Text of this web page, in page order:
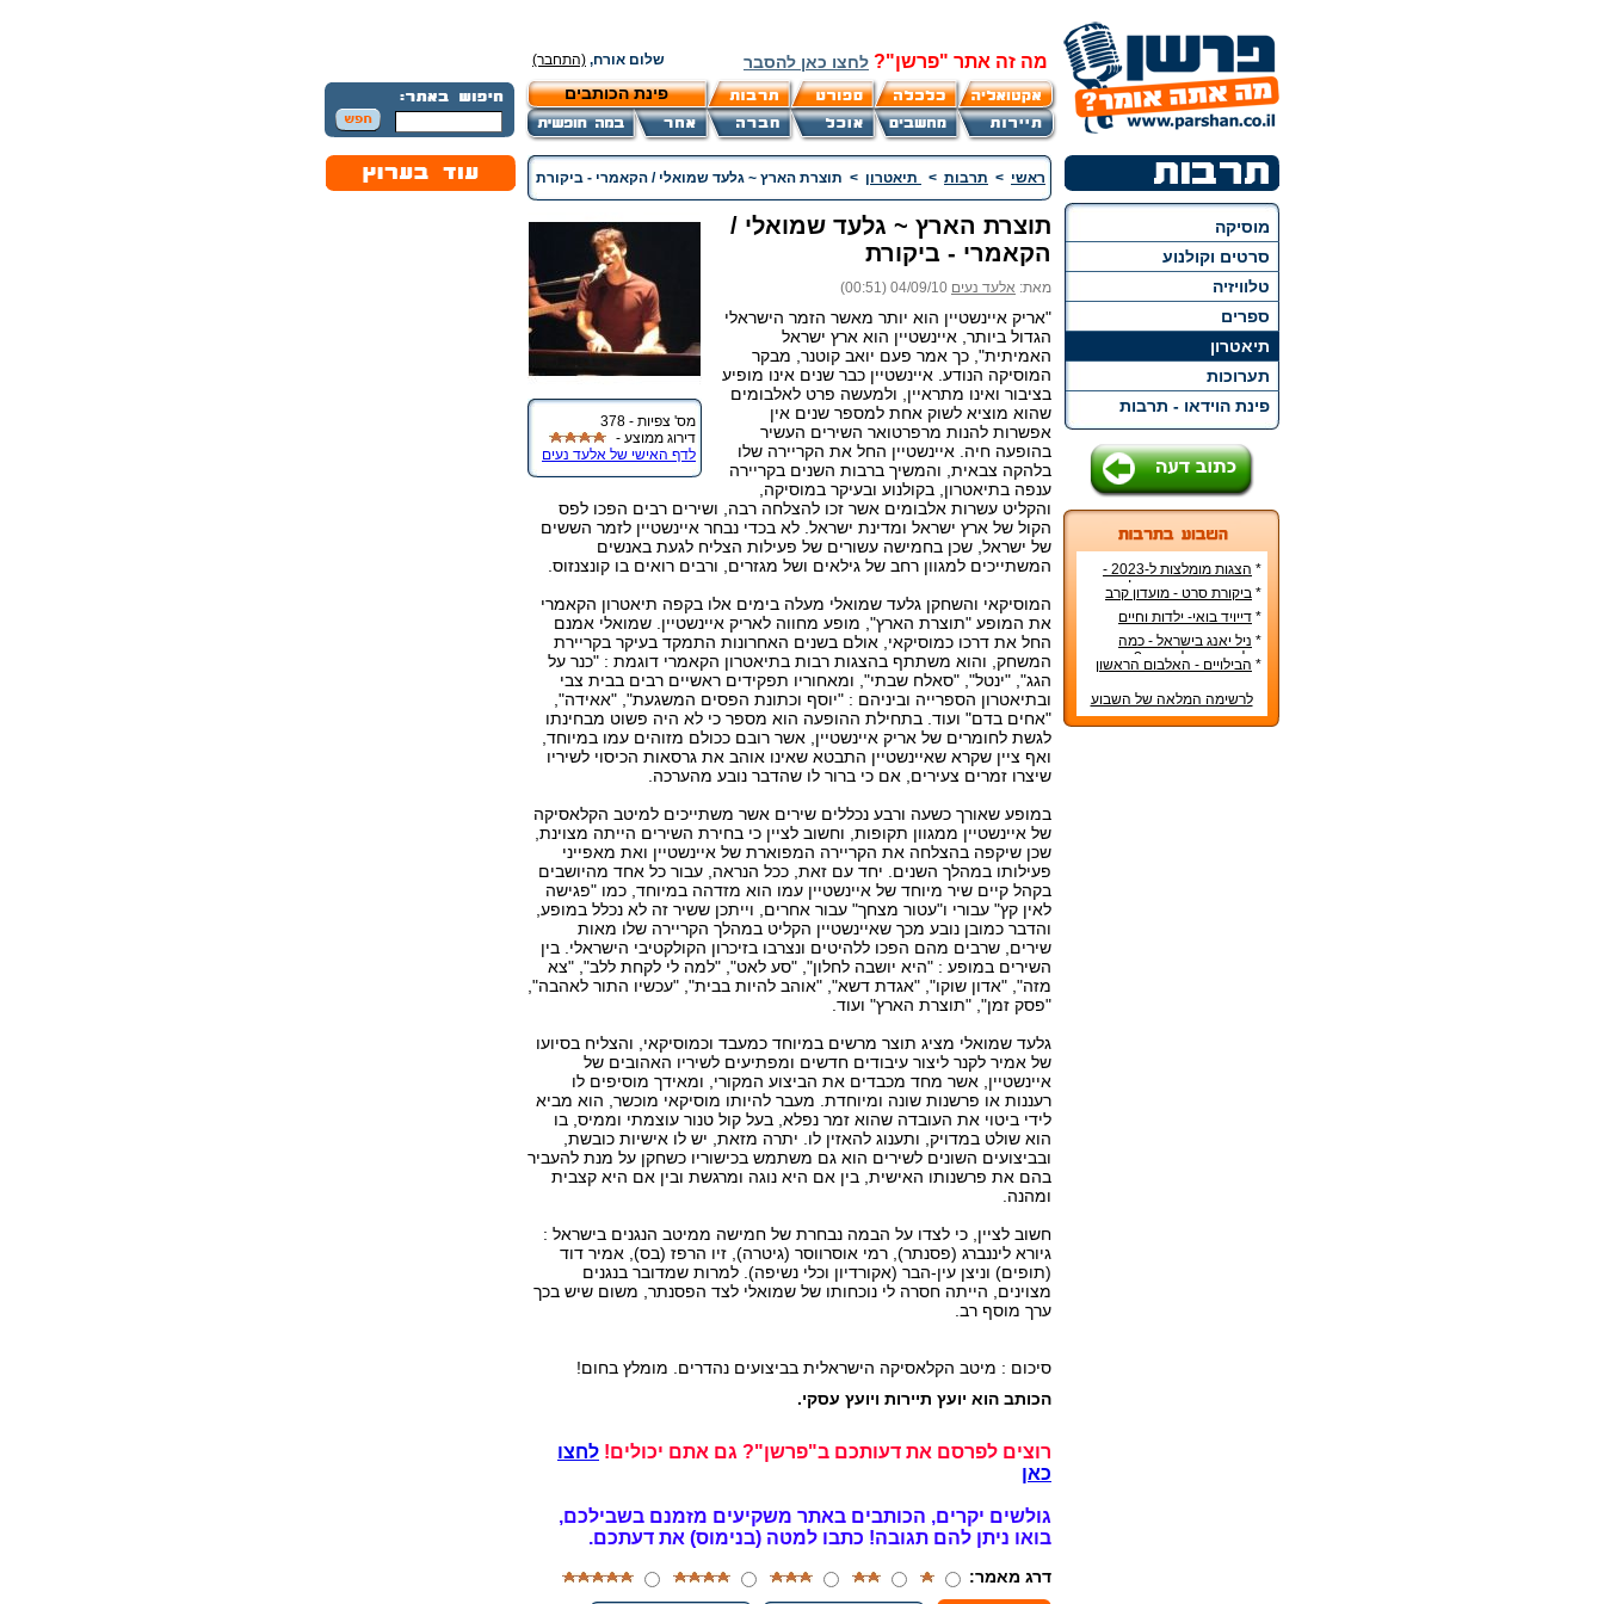
מה זה אתר "פרשן"? לחצו כאן להסבר שלום אורח, (התחבר)
פינת הכותבים
מוסיקה
סרטים וקולנוע
טלוויזיה
ספרים
תיאטרון
תערוכות
פינת הוידאו - תרבות
*
הצגות מומלצות ל-2023 -
הרשימה הטובה ביותר!
* ביקורת סרט - מועדון קרב
* דייויד בואי- ילדות וחיים
אישיים
* ניל יאנג בישראל - כמה
עולה כרטיס להופעה?
* הבילויים - האלבום הראשון
לרשימה המלאה של השבוע
ראשי > תרבות > תיאטרון > תוצרת הארץ ~ גלעד שמואלי / הקאמרי - ביקורת
מס' צפיות - 378
דירוג ממוצע -
לדף האישי של אלעד נעים
תוצרת הארץ ~ גלעד שמואלי /
הקאמרי - ביקורת
מאת: אלעד נעים 04/09/10 (00:51)
"אריק איינשטיין הוא יותר מאשר הזמר הישראלי
הגדול ביותר, איינשטיין הוא ארץ ישראל
האמיתית", כך אמר פעם יואב קוטנר, מבקר
המוסיקה הנודע. איינשטיין כבר שנים אינו מופיע
בציבור ואינו מתראיין, ולמעשה פרט לאלבומים
שהוא מוציא לשוק אחת למספר שנים אין
אפשרות להנות מרפרטואר השירים העשיר
בהופעה חיה. איינשטיין החל את הקריירה שלו
בלהקה צבאית, והמשיך ברבות השנים בקריירה
ענפה בתיאטרון, בקולנוע ובעיקר במוסיקה,
והקליט עשרות אלבומים אשר זכו להצלחה רבה, ושירים רבים הפכו לפס
הקול של ארץ ישראל ומדינת ישראל. לא בכדי נבחר איינשטיין לזמר הששים
של ישראל, שכן בחמישה עשורים של פעילות הצליח לגעת באנשים
המשתייכים למגוון רחב של גילאים ושל מגזרים, ורבים רואים בו קונצנזוס.
המוסיקאי והשחקן גלעד שמואלי מעלה בימים אלו בקפה תיאטרון הקאמרי
את המופע "תוצרת הארץ", מופע מחווה לאריק איינשטיין. שמואלי אמנם
החל את דרכו כמוסיקאי, אולם בשנים האחרונות התמקד בעיקר בקריירת
המשחק, והוא משתתף בהצגות רבות בתיאטרון הקאמרי דוגמת : "כנר על
הגג", "ינטל", "סאלח שבתי", ומאחוריו תפקידים ראשיים רבים בבית צבי
ובתיאטרון הספרייה וביניהם : "יוסף וכתונת הפסים המשגעת", "אאידה",
"אחים בדם" ועוד. בתחילת ההופעה הוא מספר כי לא היה פשוט מבחינתו
לגשת לחומרים של אריק איינשטיין, אשר רובם ככולם מזוהים עמו במיוחד,
ואף ציין שקרא שאיינשטיין התבטא שאינו אוהב את גרסאות הכיסוי לשיריו
שיצרו זמרים צעירים, אם כי ברור לו שהדבר נובע מהערכה.
במופע שאורך כשעה ורבע נכללים שירים אשר משתייכים למיטב הקלאסיקה
של איינשטיין ממגוון תקופות, וחשוב לציין כי בחירת השירים הייתה מצוינת,
שכן שיקפה בהצלחה את הקריירה המפוארת של איינשטיין ואת מאפייני
פעילותו במהלך השנים. יחד עם זאת, ככל הנראה, עבור כל אחד מהיושבים
בקהל קיים שיר מיוחד של איינשטיין עמו הוא מזדהה במיוחד, כמו "פגישה
לאין קץ" עבורי ו"עטור מצחך" עבור אחרים, וייתכן ששיר זה לא נכלל במופע,
והדבר כמובן נובע מכך שאיינשטיין הקליט במהלך הקריירה שלו מאות
שירים, שרבים מהם הפכו ללהיטים ונצרבו בזיכרון הקולקטיבי הישראלי. בין
השירים במופע : "היא יושבה לחלון", "סע לאט", "למה לי לקחת ללב", "צא
מזה", "אדון שוקו", "אגדת דשא", "אוהב להיות בבית", "עכשיו התור לאהבה",
"פסק זמן", "תוצרת הארץ" ועוד.
גלעד שמואלי מציג תוצר מרשים במיוחד כמעבד וכמוסיקאי, והצליח בסיועו
של אמיר לקנר ליצור עיבודים חדשים ומפתיעים לשיריו האהובים של
איינשטיין, אשר מחד מכבדים את הביצוע המקורי, ומאידך מוסיפים לו
רעננות או פרשנות שונה ומיוחדת. מעבר להיותו מוסיקאי מוכשר, הוא מביא
לידי ביטוי את העובדה שהוא זמר נפלא, בעל קול טנור עוצמתי וממיס, בו
הוא שולט במדויק, ותענוג להאזין לו. יתרה מזאת, יש לו אישיות כובשת,
ובביצועים השונים לשירים הוא גם משתמש בכישוריו כשחקן על מנת להעביר
בהם את פרשנותו האישית, בין אם היא נוגה ומרגשת ובין אם היא קצבית
ומהנה.
חשוב לציין, כי לצדו על הבמה נבחרת של חמישה ממיטב הנגנים בישראל :
גיורא ליננברג (פסנתר), רמי אוסרווסר (גיטרה), זיו הרפז (בס), אמיר דוד
(תופים) וניצן עין-הבר (אקורדיון וכלי נשיפה). למרות שמדובר בנגנים
מצוינים, הייתה חסרה לי נוכחותו של שמואלי לצד הפסנתר, משום שיש בכך
ערך מוסף רב.
סיכום : מיטב הקלאסיקה הישראלית בביצועים נהדרים. מומלץ בחום!
הכותב הוא יועץ תיירות ויועץ עסקי.
רוצים לפרסם את דעותכם ב"פרשן"? גם אתם יכולים! לחצו
כאן
גולשים יקרים, הכותבים באתר משקיעים מזמנם בשבילכם,
בואו ניתן להם תגובה! כתבו למטה (בנימוס) את דעתכם.
דרג מאמר: